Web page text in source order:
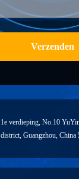
Verzenden
1e verdieping, No.10
district, Guangzhou, China